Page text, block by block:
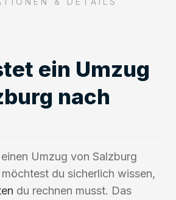
ein Umzug
nach
Umzug von Salzburg
du sicherlich wissen,
du rechnen musst. Das